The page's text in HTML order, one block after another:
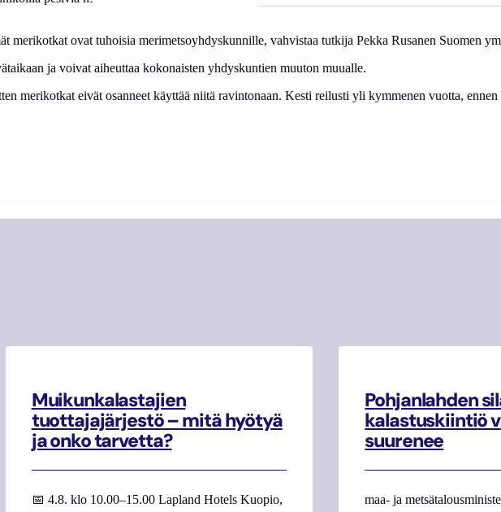
merikotkat ovat tuhoisia merimetsoyhdyskunnille, vahvistaa tutkija Pekka Rusanen Suomen
ja voivat aiheuttaa kokonaisten yhdyskuntien muuton muualle.
merikotkat eivät osanneet käyttää niitä ravintonaan. Kesti reilusti yli kymmenen vuotta,
Muikunkalastajien
tuottajajärjestö – mitä hyötyä
ja onko tarvetta?
📅 4.8. klo 10.00–15.00 Lapland Hotels Kuopio,
Pohjanlahden
kalastuskiintiö
suurenee
maa- ja